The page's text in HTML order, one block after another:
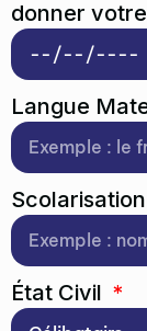
donner
Langue
État Civil